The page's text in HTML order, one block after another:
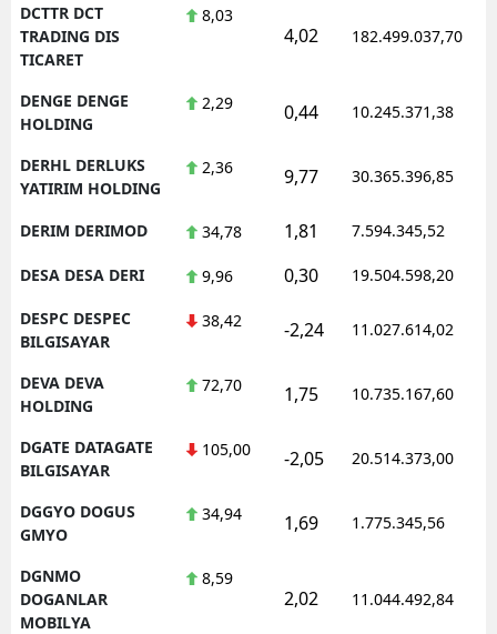
DCTTR DCT
TRADING DIS
TICARET
8,03
4,02 182.499.037,70
DENGE DENGE
HOLDING
2,29 0,44 10.245.371,38
DERHL DERLUKS
YATIRIM HOLDING
2,36 9,77 30.365.396,85
DERIM DERIMOD 34,78 1,81 7.594.345,52
DESA DESA DERI 9,96 0,30 19.504.598,20
DESPC DESPEC
BILGISAYAR
38,42 -2,24 11.027.614,02
DEVA DEVA
HOLDING
72,70 1,75 10.735.167,60
DGATE DATAGATE
BILGISAYAR
105,00 -2,05 20.514.373,00
DGGYO DOGUS
GMYO
34,94 1,69 1.775.345,56
DGNMO
DOGANLAR
MOBILYA
8,59
2,02 11.044.492,84